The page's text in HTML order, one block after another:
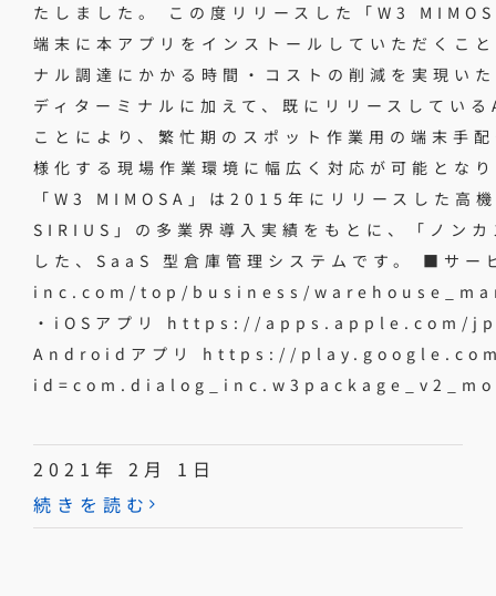
たしました。 この度リリースした「W3
端末に本アプリをインストールしていただくこ
ナル調達にかかる時間・コストの削減を実現い
ディターミナルに加えて、既にリリースして
ことにより、繁忙期のスポット作業用の端末手
様化する現場作業環境に幅広く対応が可能と
「W3 MIMOSA」は2015年にリリースした高
SIRIUS」の多業界導入実績をもとに、「ノン
した、SaaS 型倉庫管理システムです。 ■
inc.com/top/business/
・iOSアプリ https://apps.apple.com/
Androidアプリ https://
2021年 2月 1日
続きを読む